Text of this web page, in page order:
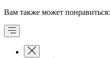
Вам также может понравиться: